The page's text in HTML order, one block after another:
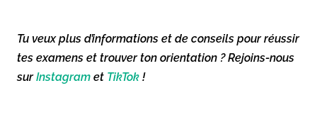
Tu veux plus d’informations et de conseils pour réussir
tes examens et trouver ton orientation ? Rejoins-nous
surInstagram et TikTok !